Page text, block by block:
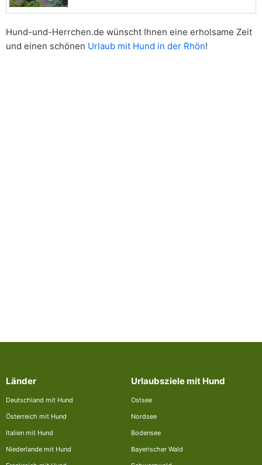
Hund-und-Herrchen.de wünscht Ihnen eine erholsame Zeit
und einen schönen Urlaub mit Hund in der Rhön!
Länder
Deutschland mit Hund
Österreich mit Hund
Italien mit Hund
Niederlande mit Hund
Urlaubsziele mit Hund
Ostsee
Nordsee
Bodensee
Bayerischer Wald